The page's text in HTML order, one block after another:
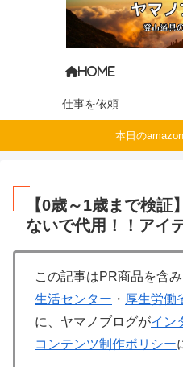
HOME
仕事を依頼
本日の
【0歳～1歳まで検
ないで代用！！アイ
この記事はPR商品を含み
生活センター ・ 厚生労働
に、ヤマノブログがイン
コンテンツ制作ポリシー